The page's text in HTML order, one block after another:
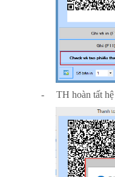
- TH hoàn tất